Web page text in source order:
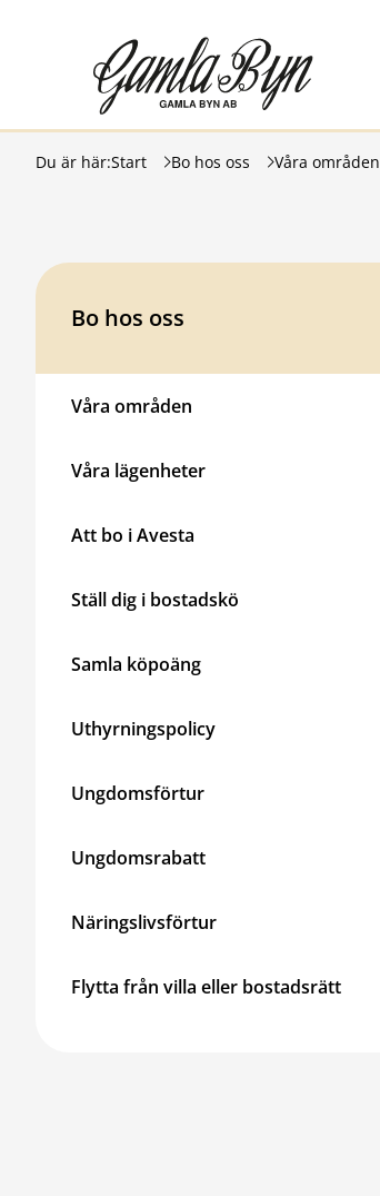
Hoppa till innehåll
Gamla Byn AB
Du är här:Start Bo hos oss Våra områden
Bo hos oss
Våra områden
Våra lägenheter
Att bo i Avesta
Ställ dig i bostadskö
Samla köpoäng
Uthyrningspolicy
Ungdomsförtur
Ungdomsrabatt
Näringslivsförtur
Flytta från villa eller bostadsrätt